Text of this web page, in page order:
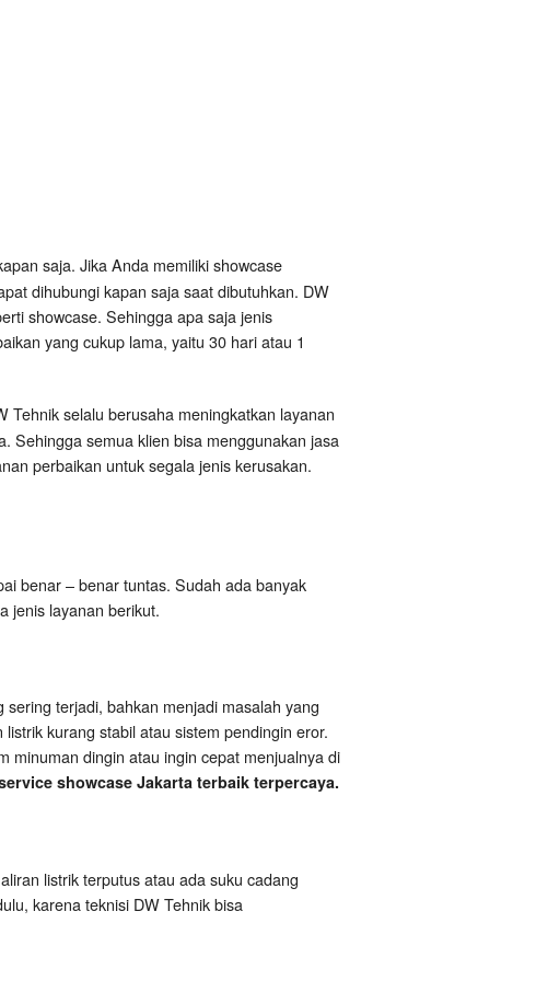
saja. Jika Anda memiliki showcase
dihubungi kapan saja saat dibutuhkan. DW
showcase. Sehingga apa saja jenis
yang cukup lama, yaitu 30 hari atau 1
Tehnik selalu berusaha meningkatkan layanan
Sehingga semua klien bisa menggunakan jasa
perbaikan untuk segala jenis kerusakan.
benar – benar tuntas. Sudah ada banyak
jenis layanan berikut.
terjadi, bahkan menjadi masalah yang
kurang stabil atau sistem pendingin eror.
minuman dingin atau ingin cepat menjualnya di
showcase Jakarta terbaik terpercaya.
listrik terputus atau ada suku cadang
karena teknisi DW Tehnik bisa